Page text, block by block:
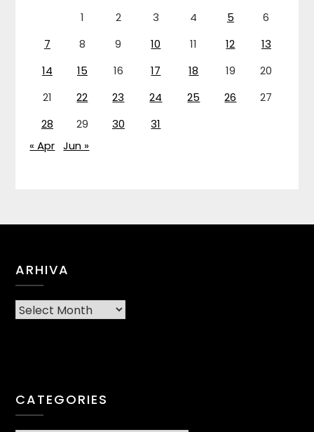
1
2 3 4 5
6
7
8 9 10 11 12
13
14
15 16 17 18 19
20
21
22 23 24 25 26
27
28
29 30
31
« Apr Jun »
ARHIVA
Arhiva
CATEGORIES